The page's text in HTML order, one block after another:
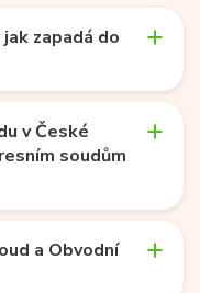
zapadá do
v České
soudům
a Obvodní